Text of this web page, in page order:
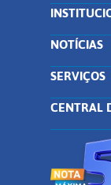
NOTÍCIAS
SERVIÇOS
CENTRAL